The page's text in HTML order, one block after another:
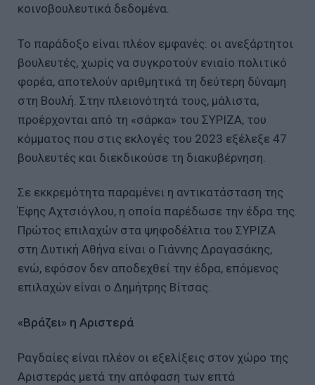
κοινοβουλευτικά δεδομένα.
Το παράδοξο είναι πλέον εμφανές: οι ανεξάρτητοι
βουλευτές, χωρίς να συγκροτούν ενιαίο πολιτικό
φορέα, αποτελούν αριθμητικά τη δεύτερη δύναμη
στη Βουλή. Στην πλειονότητά τους, μάλιστα,
προέρχονται από τη «σάρκα» του ΣΥΡΙΖΑ, του
κόμματος που στις εκλογές του 2023 εξέλεξε 47
βουλευτές και διεκδικούσε τη διακυβέρνηση.
Σε εκκρεμότητα παραμένει η αντικατάσταση της
Έφης Αχτσιόγλου, η οποία παρέδωσε την έδρα της.
Πρώτος επιλαχών στα ψηφοδέλτια του ΣΥΡΙΖΑ
στη Δυτική Αθήνα είναι ο Γιάννης Δραγασάκης,
ενώ, εφόσον δεν αποδεχθεί την έδρα, επόμενος
επιλαχών είναι ο Δημήτρης Βίτσας.
«Βράζει» η Αριστερά
Ραγδαίες είναι πλέον οι εξελίξεις στον χώρο της
Αριστεράς μετά την απόφαση των επτά